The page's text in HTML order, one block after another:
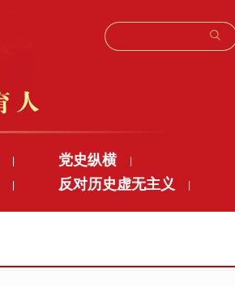
党史纵横
反对历史虚无主义